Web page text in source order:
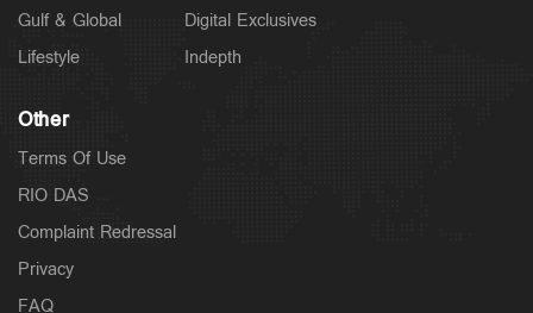
Gulf & Global
Lifestyle
Digital Exclusives
Indepth
Other
Terms Of Use
RIO DAS
Complaint Redressal
Privacy
FAQ